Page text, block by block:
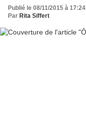
Publié le 08/11/2015 à 17:24
Par Rita Siffert